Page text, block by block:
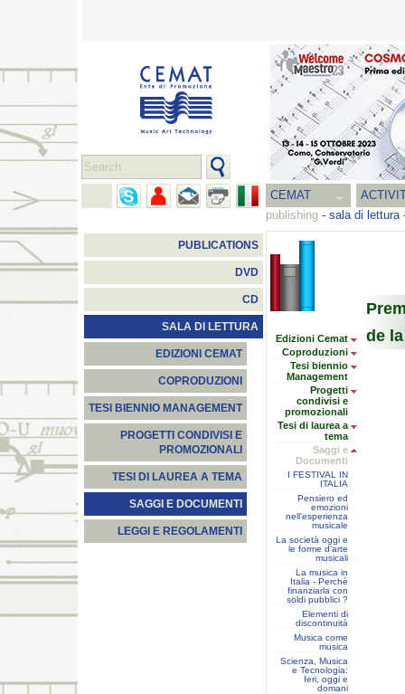
CEMAT
publishing - sala di lettura
PUBLICATIONS
DVD
CD
SALA DI LETTURA
EDIZIONI CEMAT
COPRODUZIONI
TESI BIENNIO MANAGEMENT
PROGETTI CONDIVISI E
PROMOZIONALI
TESI DI LAUREA A TEMA
SAGGI E DOCUMENTI
LEGGI E REGOLAMENTI
Edizioni Cemat
Coproduzioni
Tesi biennio
Management
Progetti
condivisi e
promozionali
Tesi di laurea a
tema
Saggi e
Documenti
I FESTIVAL IN
ITALIA
Pensiero ed
emozioni
nell'esperienza
musicale
La società oggi e
le forme d'arte
musicali
La musica in
Italia - Perchè
finanziarla con
soldi pubblici ?
Elementi di
discontinuità
Musica come
musica
Scienza, Musica
e Tecnologia:
Ieri, oggi e
domani
de